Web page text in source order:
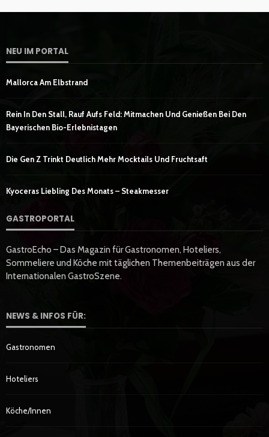
NEU IM PORTAL
Mallorca Am Elbstrand
Rein In Den Stall, Rauf Aufs Feld: Mitmachen Und Genießen Bei Den
Bayerischen Bio-Erlebnistagen
Die Gen Z Trinkt Deutlich Mehr Mocktails Und Fruchtsaft
Kyoceras Liebling Des Monats – Steakmesser
GASTROPORTAL
GastroEcho – Das Magazin für Gastronomen, Hoteliers,
Sommeliere und Köche mit täglichen Themenbeiträgen aus der
Internationalen GastroSzene.
NEWS & INFOS FÜR:
Gastronomen
Hoteliers
Köche/innen